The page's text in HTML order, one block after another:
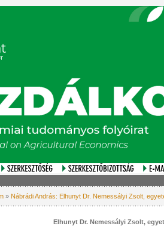
» Nábrádi András: Elhunyt Dr. Nemessályi Zsolt,
Elhunyt Dr. Nemessályi Zsolt,